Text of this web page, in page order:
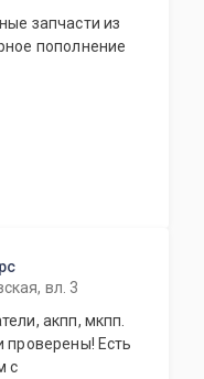
запчасти из
пополнение
вл. 3
акпп, мкпп.
проверены! Есть
с